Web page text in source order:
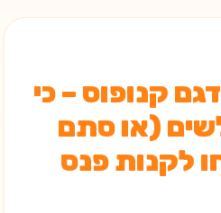
קנופוס – כי
(או סתם
לקנות פנס